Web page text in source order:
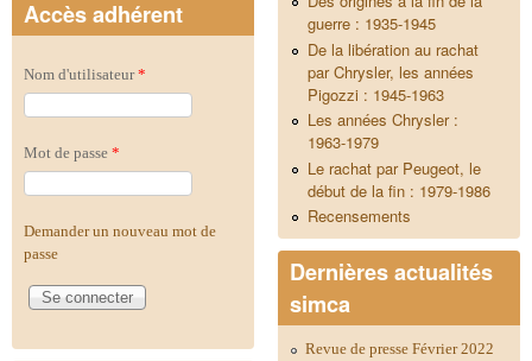
Accès adhérent
Nom d'utilisateur*
Mot de passe *
Demander un nouveau mot de
passe
guerre : 1935-1945
De la libération au rachat
par Chrysler, les années
Pigozzi : 1945-1963
Les années Chrysler :
1963-1979
Le rachat par Peugeot, le
début de la fin : 1979-1986
Recensements
Dernières actualités
simca
Revue de presse Février 2022